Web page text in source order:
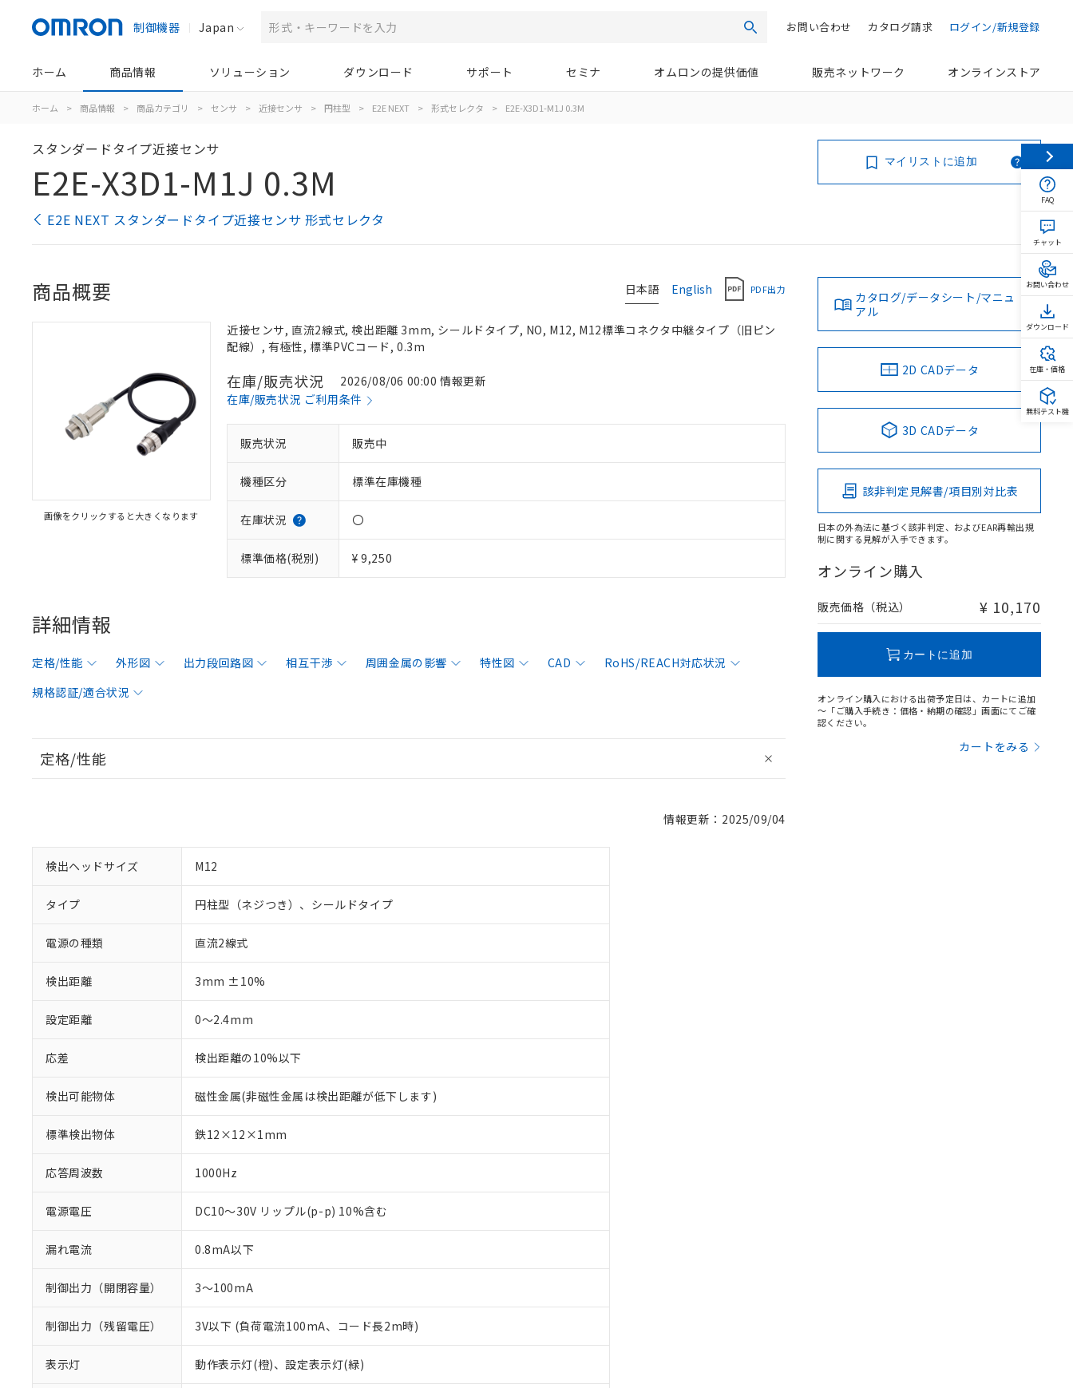
制御機器 Japan 検索 ログイン/新規登録
カタログ請求
お問い合わせ
ホーム 商品情報 ソリューション ダウンロード サポート セミナ オムロンの提供価値 販売ネットワーク オンラインストア
ホーム > 商品情報 > 商品カテゴリ > センサ > 近接センサ > 円柱型 > E2E NEXT > 形式セレクタ > E2E-X3D1-M1J 0.3M
スタンダードタイプ近接センサ
E2E-X3D1-M1J 0.3M
E2E NEXT スタンダードタイプ近接センサ 形式セレクタ
マイリストに追加
日本語 English PDF出力
商品概要
画像をクリックすると大きくなります
近接センサ, 直流2線式, 検出距離 3mm, シールドタイプ, NO, M12, M12標準コネクタ中継タイプ（旧ピン
配線）, 有極性, 標準PVCコード, 0.3m
在庫/販売状況
2026/08/06 00:00 情報更新
在庫/販売状況 ご利用条件
販売状況 販売中
機種区分 標準在庫機種
在庫状況 〇
標準価格(税別) ¥ 9,250
詳細情報
定格/性能 外形図 出力段回路図 相互干渉 周囲金属の影響 特性図 CAD
RoHS/REACH対応状況
規格認証/適合状況
定格/性能
情報更新：2025/09/04
検出ヘッドサイズ M12
タイプ 円柱型（ネジつき）、シールドタイプ
電源の種類 直流2線式
検出距離 3mm ±10%
設定距離 0～2.4mm
応差 検出距離の10%以下
検出可能物体 磁性金属(非磁性金属は検出距離が低下します)
標準検出物体 鉄12×12×1mm
応答周波数 1000Hz
電源電圧 DC10～30V リップル(p-p) 10%含む
漏れ電流 0.8mA以下
制御出力（開閉容量） 3～100mA
制御出力（残留電圧） 3V以下 (負荷電流100mA、コード長2m時)
表示灯 動作表示灯(橙)、設定表示灯(緑)
カタログ/データシート/マニュ
アル
2D CADデータ
3D CADデータ
該非判定見解書/項目別対比表
日本の外為法に基づく該非判定、およびEAR再輸出規
制に関する見解が入手できます。
オンライン購入
販売価格（税込） ¥ 10,170
カートに追加
オンライン購入における出荷予定日は、カートに追加
～「ご購入手続き：価格・納期の確認」画面にてご確
認ください。
カートをみる
※1 対応状況
対応済み：EU RoHS指令（10物質）の非含有に対応した製品が提供可能な商品です。
FAQ
チャット
お問い合わせ
ダウンロード
在庫・価格
無料テスト機